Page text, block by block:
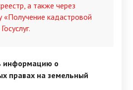
а также через
«Получение кадастровой
информацию о
правах на земельный